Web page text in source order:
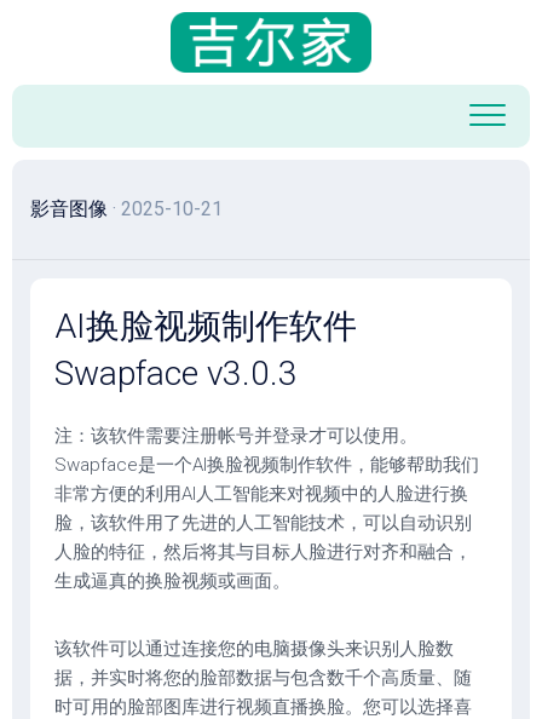
容
影音图像 · 2025-10-21
AI换脸视频制作软件
Swapface v3.0.3
注：该软件需要注册帐号并登录才可以使用。
Swapface是一个AI换脸视频制作软件，能够帮助我们
非常方便的利用AI人工智能来对视频中的人脸进行换
脸，该软件用了先进的人工智能技术，可以自动识别
人脸的特征，然后将其与目标人脸进行对齐和融合，
生成逼真的换脸视频或画面。
该软件可以通过连接您的电脑摄像头来识别人脸数
据，并实时将您的脸部数据与包含数千个高质量、随
时可用的脸部图库进行视频直播换脸。您可以选择喜